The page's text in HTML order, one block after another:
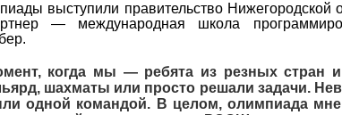
выступили правительство Нижегородской
— международная школа
когда мы — ребята из резных стран
шахматы или просто решали задачи.
одной командой. В целом, олимпиада